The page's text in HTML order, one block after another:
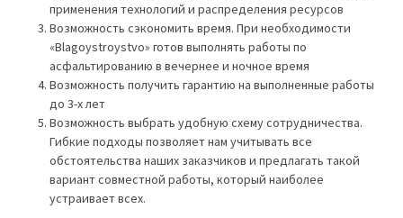
применения технологий и распределения ресурсов
Возможность сэкономить время. При необходимости
«Blagoystroystvo» готов выполнять работы по
асфальтированию в вечернее и ночное время
Возможность получить гарантию на выполненные работы
до 3-х лет
Возможность выбрать удобную схему сотрудничества.
Гибкие подходы позволяет нам учитывать все
обстоятельства наших заказчиков и предлагать такой
вариант совместной работы, который наиболее
устраивает всех.